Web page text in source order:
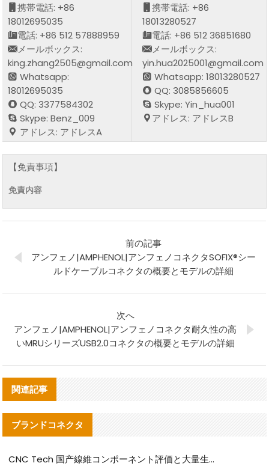
携帯電話: +86
18012695035
電話: +86 512 57888959
メールボックス:
king.zhang2505@gmail.com
Whatsapp:
18012695035
QQ: 3377584302
Skype: Benz_009
アドレス: アドレスA
携帯電話: +86
18013280527
電話: +86 512 36851680
メールボックス:
yin.hua2025001@gmail.com
Whatsapp: 18013280527
QQ: 3085856605
Skype: Yin_hua001
アドレス: アドレスB
【免責事項】
免責内容
前の記事
アンフェノ|AMPHENOL|アンフェノコネクタSOFIX®シー
ルドケーブルコネクタの概要とモデルの詳細
次へ
アンフェノ|AMPHENOL|アンフェノコネクタ耐久性の高
いMRUシリーズUSB2.0コネクタの概要とモデルの詳細
関連記事
ブランドコネクタ
CNC Tech 国产線維コンポーネント評価と大量生産適合ガイド